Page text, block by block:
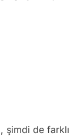
şimdi de farklı